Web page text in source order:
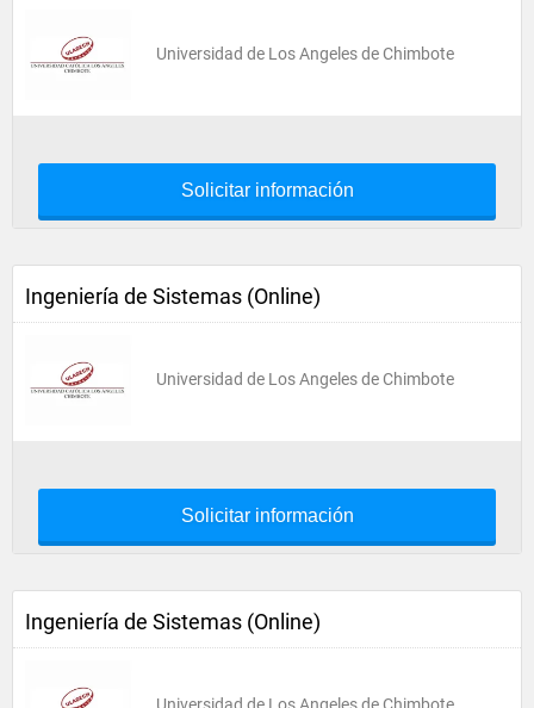
Universidad de Los Angeles de Chimbote
Solicitar información
Ingeniería de Sistemas (Online)
Universidad de Los Angeles de Chimbote
Solicitar información
Ingeniería de Sistemas (Online)